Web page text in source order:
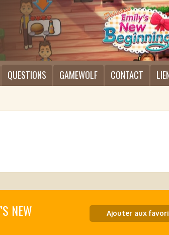
QUESTIONS GAMEWOLF CONTACT
NEW
Ajouter aux